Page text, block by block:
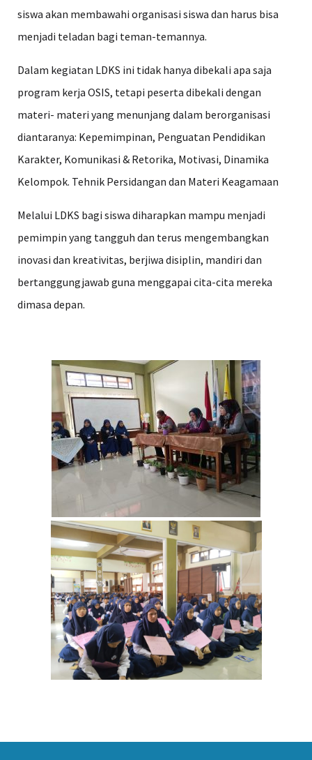
siswa akan membawahi organisasi siswa dan harus bisa
menjadi teladan bagi teman-temannya.
Dalam kegiatan LDKS ini tidak hanya dibekali apa saja
program kerja OSIS, tetapi peserta dibekali dengan
materi- materi yang menunjang dalam berorganisasi
diantaranya: Kepemimpinan, Penguatan Pendidikan
Karakter, Komunikasi & Retorika, Motivasi, Dinamika
Kelompok. Tehnik Persidangan dan Materi Keagamaan
Melalui LDKS bagi siswa diharapkan mampu menjadi
pemimpin yang tangguh dan terus mengembangkan
inovasi dan kreativitas, berjiwa disiplin, mandiri dan
bertanggungjawab guna menggapai cita-cita mereka
dimasa depan.